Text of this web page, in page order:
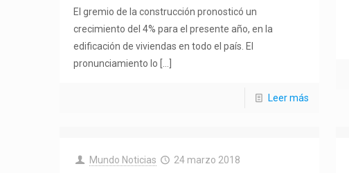
El gremio de la construcción pronosticó un
crecimiento del 4% para el presente año, en la
edificación de viviendas en todo el país. El
pronunciamiento lo
Leer más
Mundo Noticias 24 marzo 2018